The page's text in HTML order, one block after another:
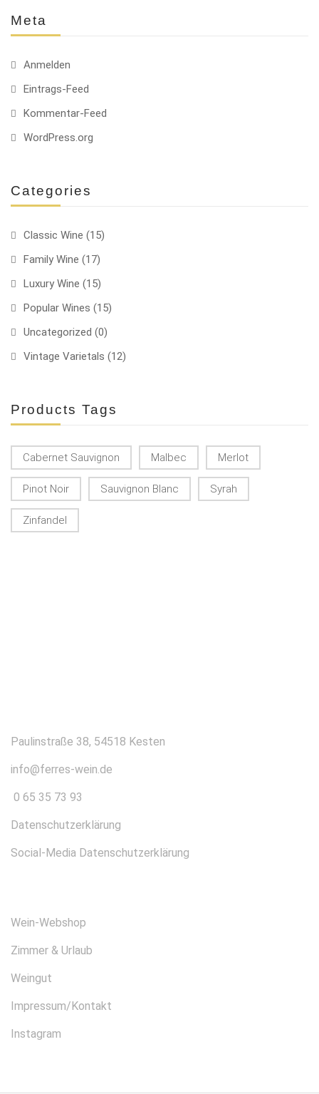
Meta
Anmelden
Eintrags-Feed
Kommentar-Feed
WordPress.org
Categories
Classic Wine (15)
Family Wine (17)
Luxury Wine (15)
Popular Wines (15)
Uncategorized (0)
Vintage Varietals (12)
Products Tags
Cabernet Sauvignon Malbec Merlot
Pinot Noir Sauvignon Blanc Syrah
Zinfandel
Paulinstraße 38, 54518 Kesten
info@ferres-wein.de
0 65 35 73 93
Datenschutzerklärung
Social-Media Datenschutzerklärung
Wein-Webshop
Zimmer & Urlaub
Weingut
Impressum/Kontakt
Instagram